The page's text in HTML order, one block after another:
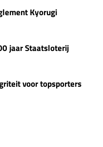
Kyorugi
jaar Staatsloterij
voor topsporters